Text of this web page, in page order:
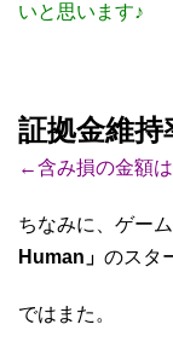
いと思います♪
証拠金維持
←含み損の金額
ちなみに、ゲー
Human」 のスタ
ではまた。